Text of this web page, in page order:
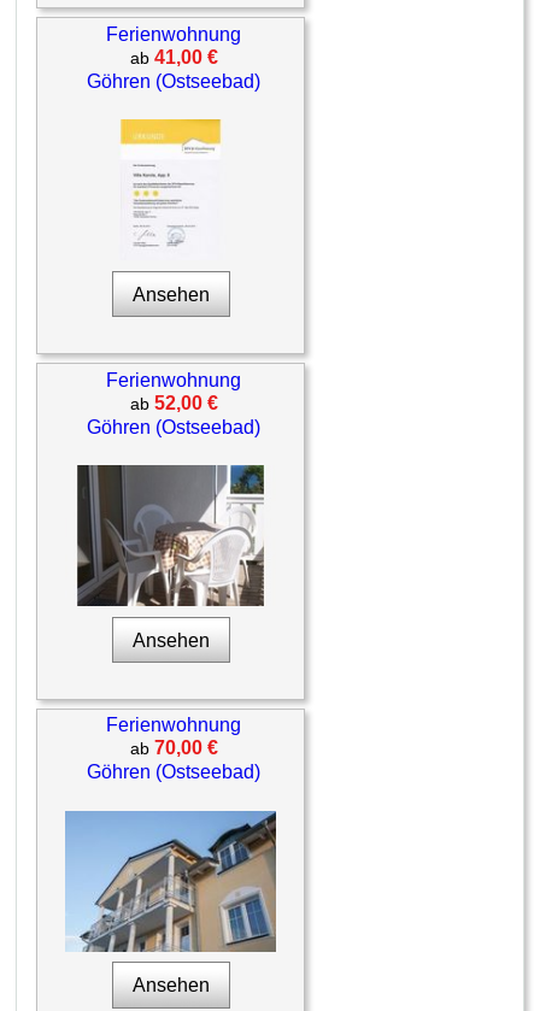
Ferienwohnung
ab 41,00 €
Göhren (Ostseebad)
Ansehen
Ferienwohnung
ab 52,00 €
Göhren (Ostseebad)
Ansehen
Ferienwohnung
ab 70,00 €
Göhren (Ostseebad)
Ansehen